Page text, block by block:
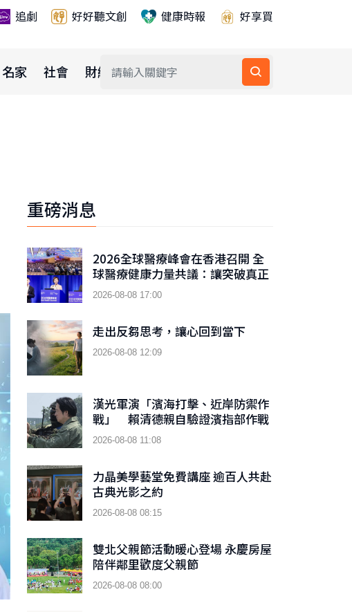
追劇 好好聽文創 健康時報 好享買
名家 社會 財經 公益
重磅消息
2026全球醫療峰會在香港召開 全
球醫療健康力量共議：讓突破真正
抵達患者
2026-08-08 17:00
走出反芻思考，讓心回到當下
2026-08-08 12:09
漢光軍演「濱海打擊、近岸防禦作
戰」 賴清德親自驗證濱指部作戰
成效
2026-08-08 11:08
力晶美學藝堂免費講座 逾百人共赴
古典光影之約
2026-08-08 08:15
雙北父親節活動暖心登場 永慶房屋
陪伴鄰里歡度父親節
2026-08-08 08:00